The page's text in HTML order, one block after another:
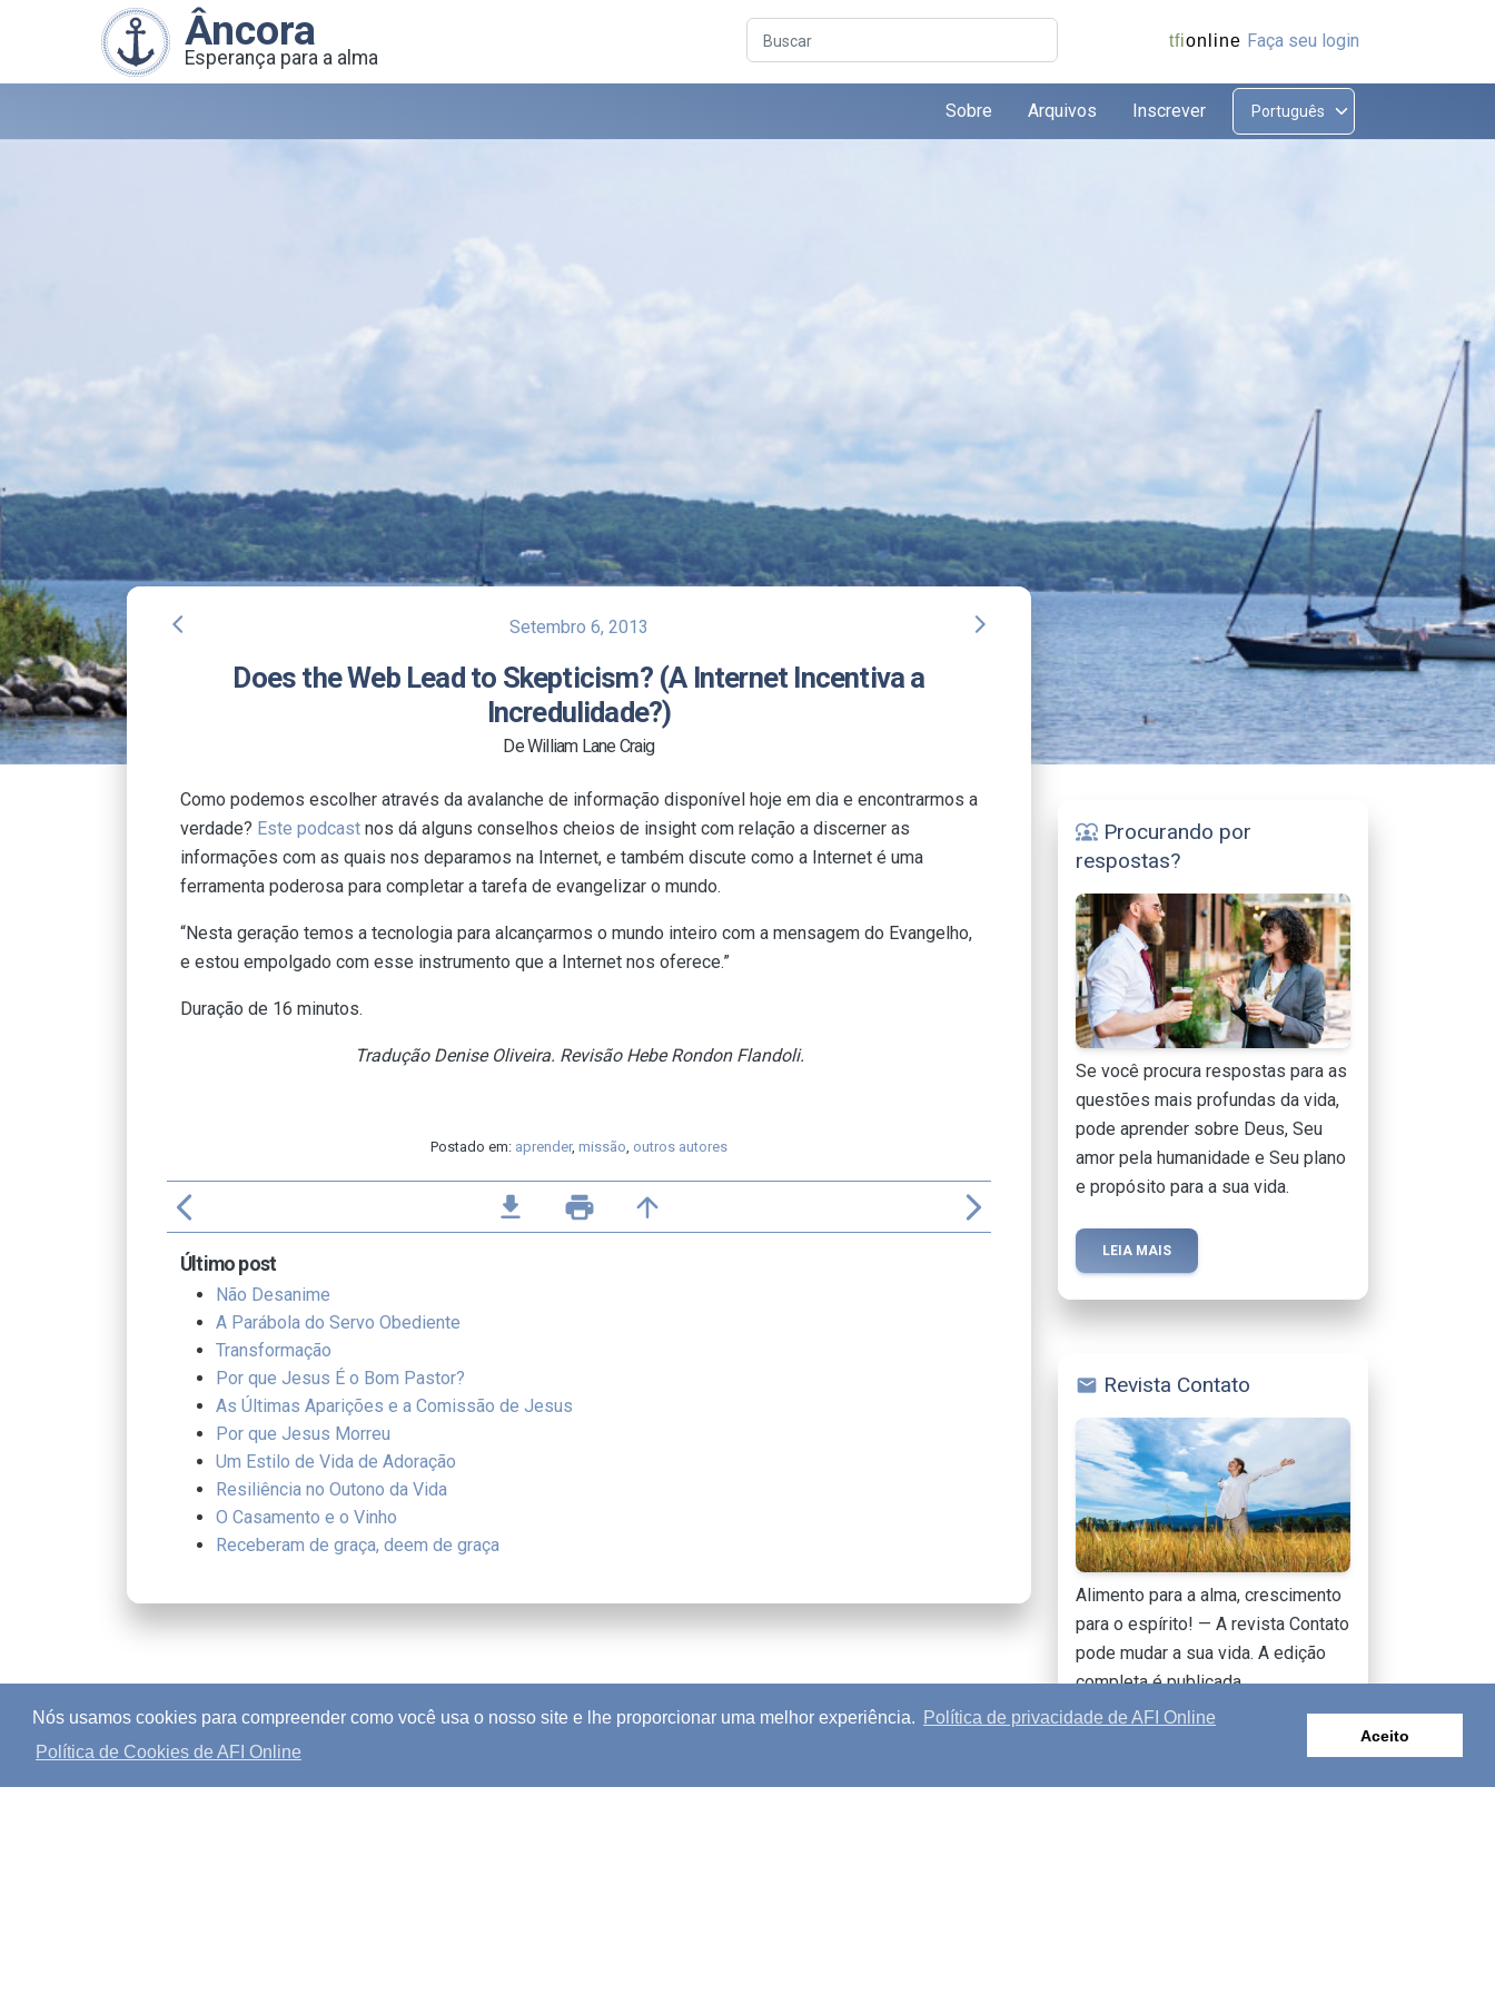
Nós usamos cookies para compreender como você usa o nosso site e lhe proporcionar uma melhor experiência.
Política de privacidade de AFI Online
Política de Cookies de AFI Online
Aceito
Âncora
Esperança para a alma
Buscar tfionline Faça seu login
Sobre Arquivos Inscrever
arrow_back_ios Setembro 6, 2013 arrow_forward_ios
Does the Web Lead to Skepticism? (A Internet Incentiva a
Incredulidade?)
De William Lane Craig
Como podemos escolher através da avalanche de informação disponível hoje em dia e encontrarmos a
verdade? Este podcast nos dá alguns conselhos cheios de insight com relação a discerner as
informações com as quais nos deparamos na Internet, e também discute como a Internet é uma
ferramenta poderosa para completar a tarefa de evangelizar o mundo.
“Nesta geração temos a tecnologia para alcançarmos o mundo inteiro com a mensagem do Evangelho,
e estou empolgado com esse instrumento que a Internet nos oferece.”
Duração de 16 minutos.
Tradução Denise Oliveira. Revisão Hebe Rondon Flandoli.
Postado em: aprender, missão, outros autores
arrow_back_ios file_download print arrow_upward arrow_forward_ios
Último post
Não Desanime
A Parábola do Servo Obediente
Transformação
Por que Jesus É o Bom Pastor?
As Últimas Aparições e a Comissão de Jesus
Por que Jesus Morreu
Um Estilo de Vida de Adoração
Resiliência no Outono da Vida
O Casamento e o Vinho
Receberam de graça, deem de graça
diversity_1 Procurando por
respostas?
Se você procura respostas para as
questões mais profundas da vida,
pode aprender sobre Deus, Seu
amor pela humanidade e Seu plano
e propósito para a sua vida.
LEIA MAIS
mail Revista Contato
Alimento para a alma, crescimento
para o espírito! — A revista Contato
pode mudar a sua vida. A edição
completa é publicada
mensalmente online.